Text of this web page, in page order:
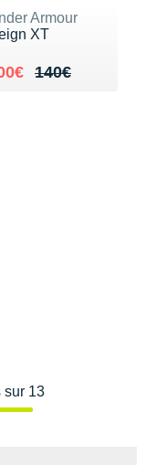
Armour
XT
140€
lieu de 140€
100€
sur 13